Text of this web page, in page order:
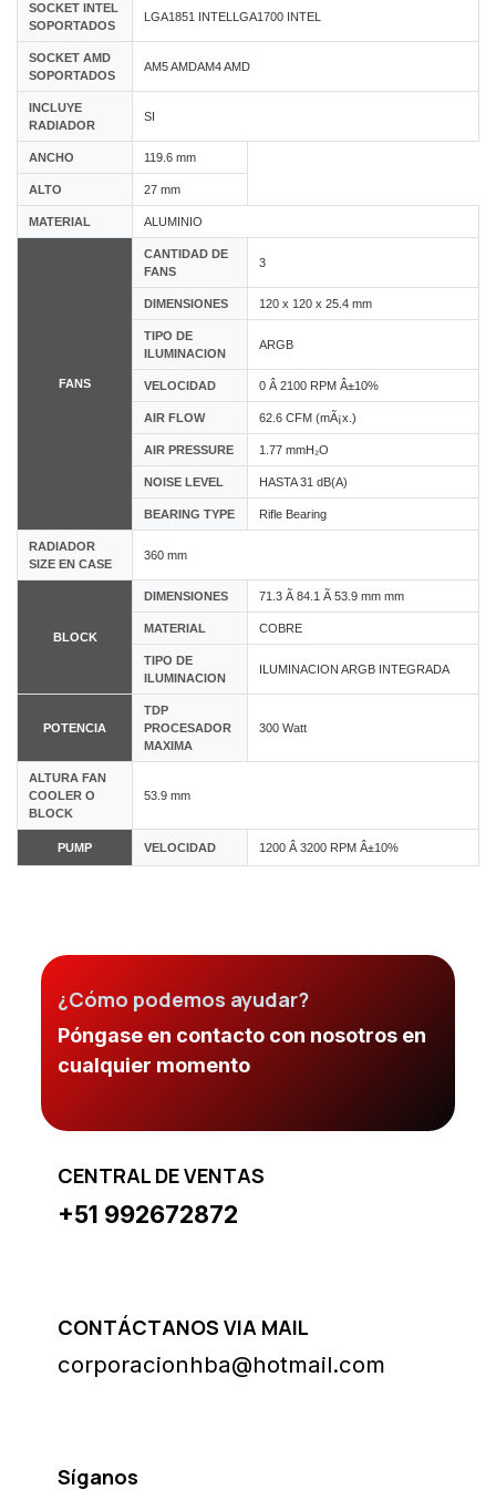
SOCKET INTEL
SOPORTADOS
LGA1851 INTELLGA1700 INTEL
SOCKET AMD
SOPORTADOS
AM5 AMDAM4 AMD
INCLUYE
RADIADOR
SI
ANCHO 119.6 mm
ALTO 27 mm
MATERIAL ALUMINIO
FANS
CANTIDAD DE
FANS
3
DIMENSIONES 120 x 120 x 25.4 mm
TIPO DE
ILUMINACION
ARGB
VELOCIDAD 0 Â 2100 RPM Â±10%
AIR FLOW 62.6 CFM (mÃ¡x.)
AIR PRESSURE 1.77 mmH₂O
NOISE LEVEL HASTA 31 dB(A)
BEARING TYPE Rifle Bearing
RADIADOR
SIZE EN CASE
360 mm
BLOCK
DIMENSIONES 71.3 Ã 84.1 Ã 53.9 mm mm
MATERIAL COBRE
TIPO DE
ILUMINACION
ILUMINACION ARGB INTEGRADA
POTENCIA
TDP
PROCESADOR
MAXIMA
300 Watt
ALTURA FAN
COOLER O
BLOCK
53.9 mm
PUMP VELOCIDAD 1200 Â 3200 RPM Â±10%
¿Cómo podemos ayudar?
Póngase en contacto con nosotros en
cualquier momento
CENTRAL DE VENTAS
+51 992672872
CONTÁCTANOS VIA MAIL
corporacionhba@hotmail.com
Síganos